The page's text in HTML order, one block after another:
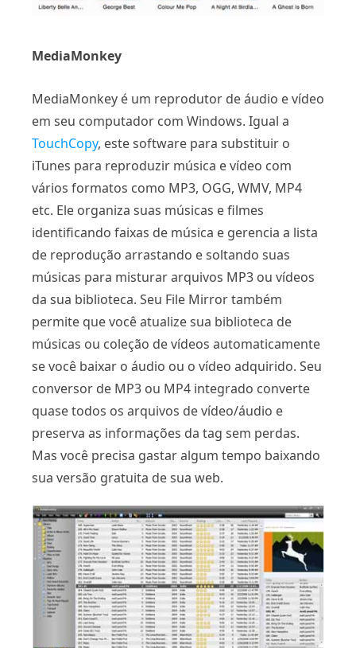
MediaMonkey
MediaMonkey é um reprodutor de áudio e vídeo
em seu computador com Windows. Igual a
TouchCopy, este software para substituir o
iTunes para reproduzir música e vídeo com
vários formatos como MP3, OGG, WMV, MP4
etc. Ele organiza suas músicas e filmes
identificando faixas de música e gerencia a lista
de reprodução arrastando e soltando suas
músicas para misturar arquivos MP3 ou vídeos
da sua biblioteca. Seu File Mirror também
permite que você atualize sua biblioteca de
músicas ou coleção de vídeos automaticamente
se você baixar o áudio ou o vídeo adquirido. Seu
conversor de MP3 ou MP4 integrado converte
quase todos os arquivos de vídeo/áudio e
preserva as informações da tag sem perdas.
Mas você precisa gastar algum tempo baixando
sua versão gratuita de sua web.